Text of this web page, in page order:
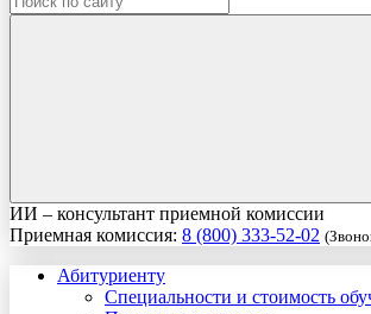
ИИ – консультант приемной комиссии
Приемная комиссия: 8 (800) 333-52-02
Абитуриенту
Специальности и стоимость